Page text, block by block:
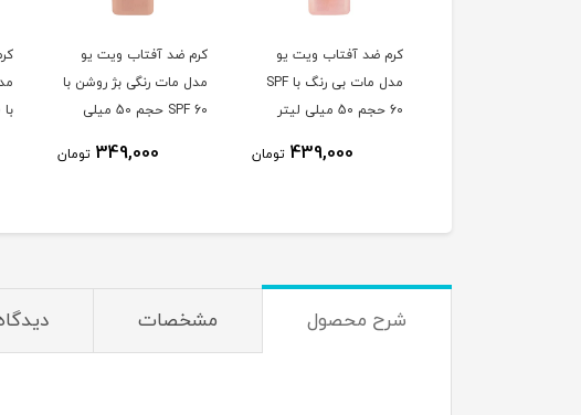
کرم ضد آفتاب ویت یو
مدل مات بی رنگ با SPF
60 حجم 50 میلی لیتر
439,000 تومان
کرم ضد آفتاب ویت یو
مدل مات رنگی بژ روشن با
SPF 60 حجم 50 میلی
349,000 تومان
شرح محصول مشخصات